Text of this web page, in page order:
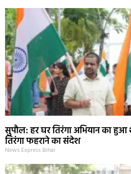
सुपौल: हर घर तिरंगा अभियान का हुआ
तिरंगा फहराने का संदेश
News Express Bihar